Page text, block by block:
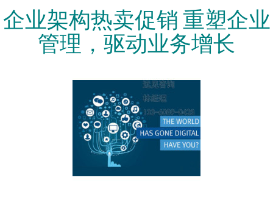
企业架构热卖促销 重塑企业
管理，驱动业务增长